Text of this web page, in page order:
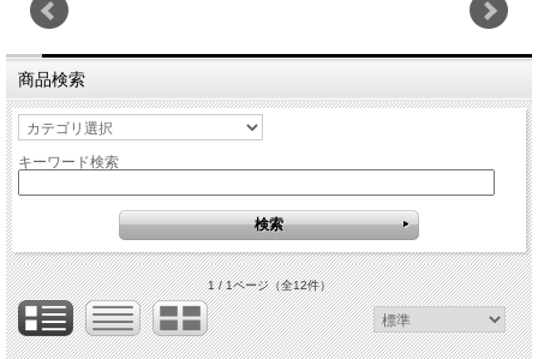
商品検索
キーワード検索
1 / 1ページ（全12件）